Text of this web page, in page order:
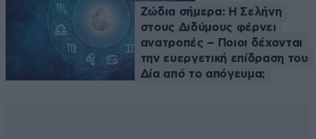
Ζώδια σήμερα: Η Σελήνη
στους Διδύμους φέρνει
ανατροπές – Ποιοι δέχονται
την ευεργετική επίδραση του
Δία από το απόγευμα;